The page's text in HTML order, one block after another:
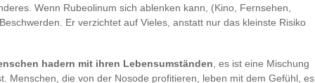
Wenn Rubeolinum sich ablenken kann, (Kino, Fernsehen,
Er verzichtet auf Vieles, anstatt nur das kleinste Risiko
hadern mit ihren Lebensumständen , es ist eine Mischung
Menschen, die von der Nosode profitieren, leben mit dem Gefühl, es